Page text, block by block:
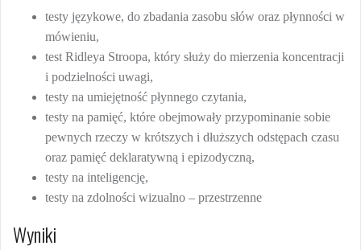
testy językowe, do zbadania zasobu słów oraz płynności w
mówieniu,
test Ridleya Stroopa, który służy do mierzenia koncentracji
i podzielności uwagi,
testy na umiejętność płynnego czytania,
testy na pamięć, które obejmowały przypominanie sobie
pewnych rzeczy w krótszych i dłuższych odstępach czasu
oraz pamięć deklaratywną i epizodyczną,
testy na inteligencję,
testy na zdolności wizualno – przestrzenne
Wyniki